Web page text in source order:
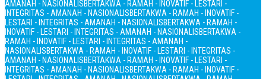
AMANAH - NASIONALISBERTAKWA - RAMAH - INOVATIF - LESTARI -
INTEGRITAS - AMANAH - NASIONALISBERTAKWA - RAMAH - INOVATIF -
LESTARI - INTEGRITAS - AMANAH - NASIONALISBERTAKWA - RAMAH -
INOVATIF - LESTARI - INTEGRITAS - AMANAH - NASIONALISBERTAKWA -
RAMAH - INOVATIF - LESTARI - INTEGRITAS - AMANAH -
NASIONALISBERTAKWA - RAMAH - INOVATIF - LESTARI - INTEGRITAS -
AMANAH - NASIONALISBERTAKWA - RAMAH - INOVATIF - LESTARI -
INTEGRITAS - AMANAH - NASIONALISBERTAKWA - RAMAH - INOVATIF -